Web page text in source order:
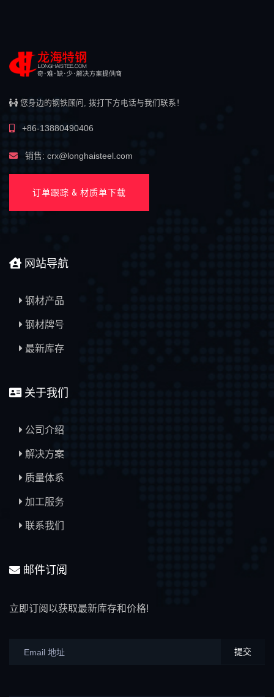
您身边的钢铁顾问, 拨打下方电话与我们联系！
+86-13880490406
销售: crx@longhaisteel.com
订单跟踪 & 材质单下载
网站导航
钢材产品
钢材牌号
最新库存
关于我们
公司介绍
解决方案
质量体系
加工服务
联系我们
邮件订阅
立即订阅以获取最新库存和价格!
提交